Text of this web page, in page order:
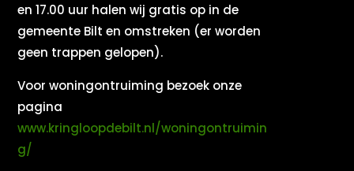
en 17.00 uur halen wij gratis op in de
gemeente Bilt en omstreken (er worden
geen trappen gelopen).
Voor woningontruiming bezoek onze
pagina
www.kringloopdebilt.nl/woningontruimin
g/